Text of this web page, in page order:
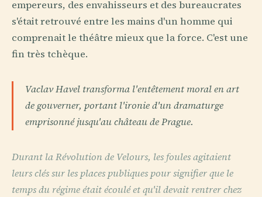
empereurs, des envahisseurs et des bureaucrates
s'était retrouvé entre les mains d'un homme qui
comprenait le théâtre mieux que la force. C'est une
fin très tchèque.
Vaclav Havel transforma l'entêtement moral en art
de gouverner, portant l'ironie d'un dramaturge
emprisonné jusqu'au château de Prague.
Durant la Révolution de Velours, les foules agitaient
leurs clés sur les places publiques pour signifier que le
temps du régime était écoulé et qu'il devait rentrer chez